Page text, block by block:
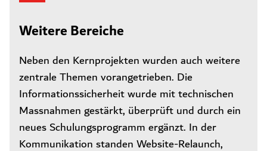
Weitere Bereiche
Neben den Kernprojekten wurden auch weitere
zentrale Themen vorangetrieben. Die
Informationssicherheit wurde mit technischen
Massnahmen gestärkt, überprüft und durch ein
neues Schulungsprogramm ergänzt. In der
Kommunikation standen Website-Relaunch,